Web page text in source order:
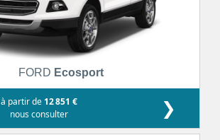
FORD Ecosport
à partir de 12 851 €
nous consulter
❯